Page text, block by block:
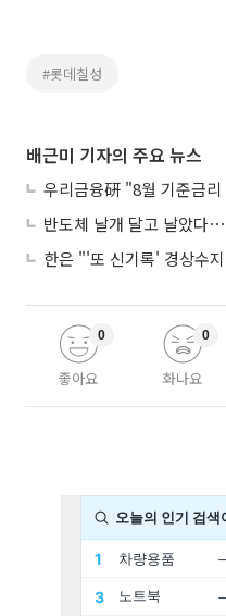
#롯데칠성
배근미 기자의 주요 뉴스
좋아요
0
화나요
0